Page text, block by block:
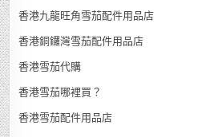
香港九龍旺角雪茄配件用品店
香港銅鑼灣雪茄配件用品店
香港雪茄代購
香港雪茄哪裡買？
香港雪茄配件用品店